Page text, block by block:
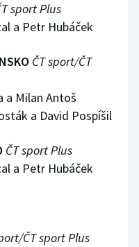
sport Plus
a Petr Hubáček
ČT sport/ČT
a Milan Antoš
a David Pospíšil
ČT sport Plus
a Petr Hubáček
ČT sport Plus